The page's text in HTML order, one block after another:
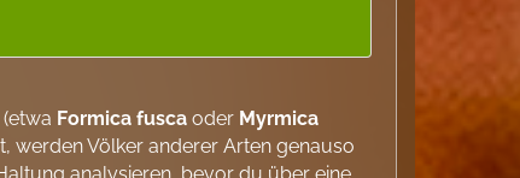
Formica fusca oder Myrmica
werden Völker anderer Arten genauso